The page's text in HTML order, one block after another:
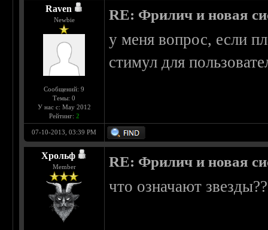
Raven
Newbie
Сообщений: 9
Темы: 0
У нас с: May 2012
Рейтинг: 2
RE: Фрилич и новая
у меня вопрос, если
стимул для
07-10-2013, 03:39 PM
Хрольф
Member RE: Фрилич и новая
что означают звезды??